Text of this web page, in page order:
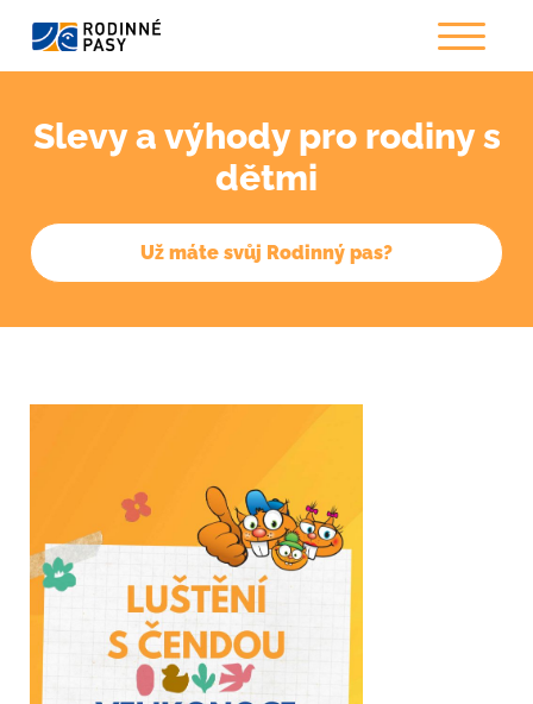
Slevy a výhody pro rodiny s
dětmi
Už máte svůj Rodinný pas?